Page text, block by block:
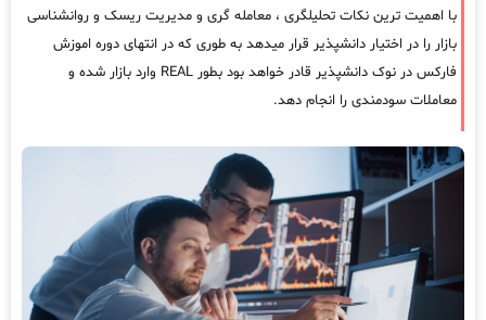
با اهمیت ترین نکات تحلیلگری ، معامله گری و مدیریت ریسک و روانشناسی
بازار را در اختیار دانشپذیر قرار میدهد به طوری که در انتهای دوره اموزش
فارکس در نوک دانشپذیر قادر خواهد بود بطور REAL وارد بازار شده و
معاملات سودمندی را انجام دهد.